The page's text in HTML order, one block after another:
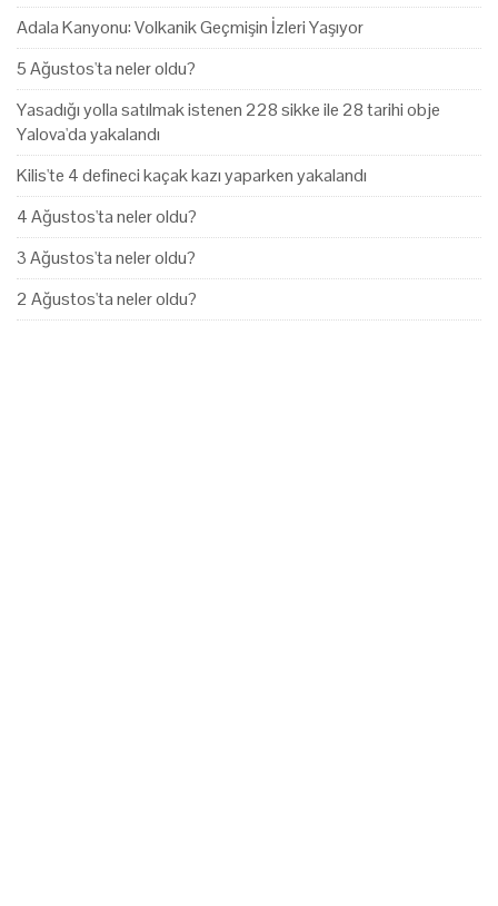
Adala Kanyonu: Volkanik Geçmişin İzleri Yaşıyor
5 Ağustos'ta neler oldu?
Yasadığı yolla satılmak istenen 228 sikke ile 28 tarihi obje
Yalova'da yakalandı
Kilis'te 4 defineci kaçak kazı yaparken yakalandı
4 Ağustos'ta neler oldu?
3 Ağustos'ta neler oldu?
2 Ağustos'ta neler oldu?